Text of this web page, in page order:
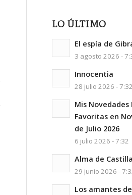
LO ÚLTIMO
El espía de
3 agosto 2026 -
Innocentia
28 julio 2026 - 7:32
Mis
Favoritas en
de Julio 2026
6 julio 2026 - 7:32
Alma de Castilla
29 junio 2026 -
Los amantes